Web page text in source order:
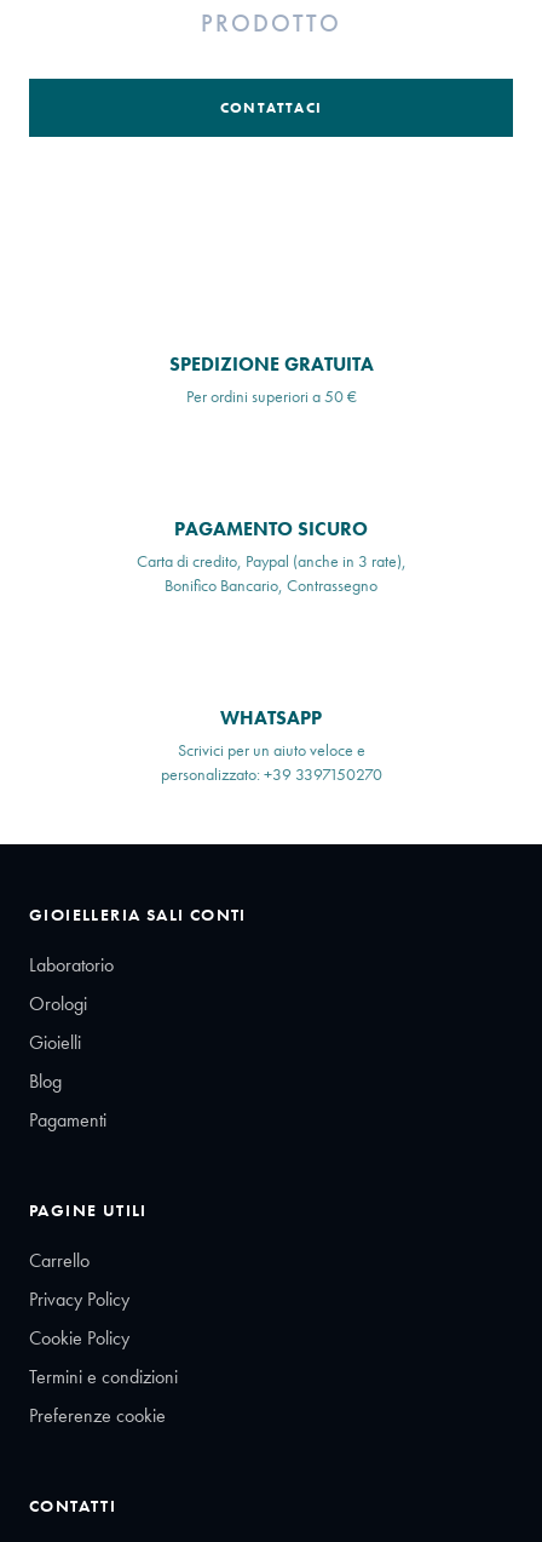
PRODOTTO
CONTATTACI
SPEDIZIONE GRATUITA
Per ordini superiori a 50 €
PAGAMENTO SICURO
Carta di credito, Paypal (anche in 3 rate),
Bonifico Bancario, Contrassegno
WHATSAPP
Scrivici per un aiuto veloce e
personalizzato: +39 3397150270
GIOIELLERIA SALI CONTI
Laboratorio
Orologi
Gioielli
Blog
Pagamenti
PAGINE UTILI
Carrello
Privacy Policy
Cookie Policy
Termini e condizioni
Preferenze cookie
CONTATTI